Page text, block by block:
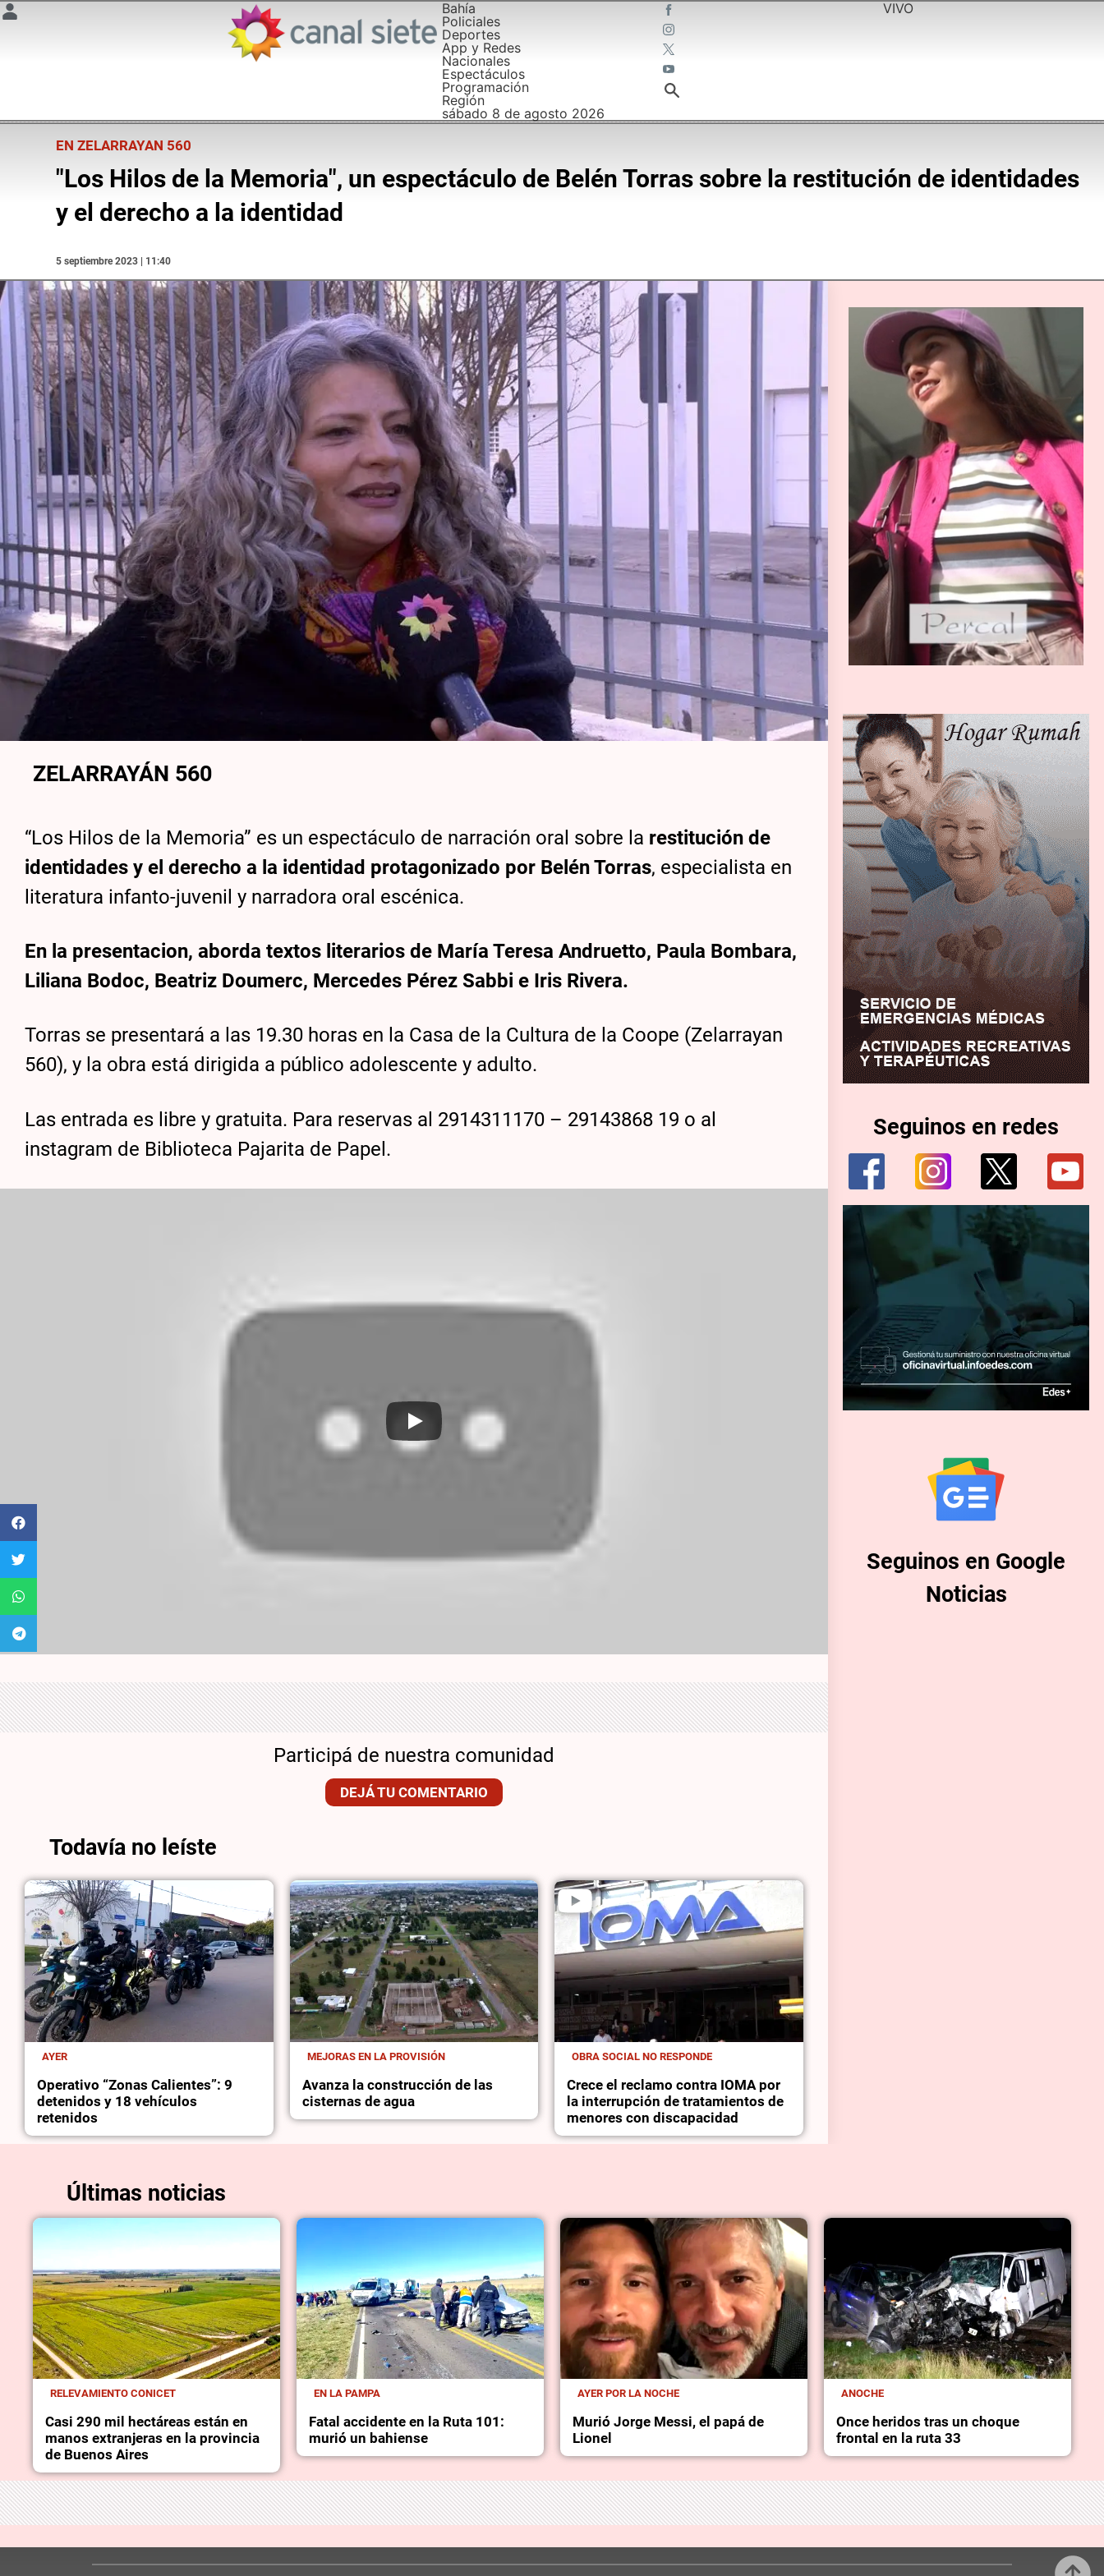
Bahía
Policiales
Deportes
App y Redes
Nacionales
Espectáculos
Programación
Región
sábado 8 de agosto 2026
VIVO
EN ZELARRAYAN 560
"Los Hilos de la Memoria", un espectáculo de Belén Torras sobre la restitución de identidades
y el derecho a la identidad
5 septiembre 2023 | 11:40
ZELARRAYÁN 560
“Los Hilos de la Memoria” es un espectáculo de narración oral sobre la restitución de
identidades y el derecho a la identidad protagonizado por Belén Torras, especialista en
literatura infanto-juvenil y narradora oral escénica.
En la presentacion, aborda textos literarios de María Teresa Andruetto, Paula Bombara,
Liliana Bodoc, Beatriz Doumerc, Mercedes Pérez Sabbi e Iris Rivera.
Torras se presentará a las 19.30 horas en la Casa de la Cultura de la Coope (Zelarrayan
560), y la obra está dirigida a público adolescente y adulto.
Las entrada es libre y gratuita. Para reservas al 2914311170 – 29143868 19 o al
instagram de Biblioteca Pajarita de Papel.
Participá de nuestra comunidad
DEJÁ TU COMENTARIO
Todavía no leíste
AYER
Operativo “Zonas Calientes”: 9
detenidos y 18 vehículos
retenidos
MEJORAS EN LA PROVISIÓN
Avanza la construcción de las
cisternas de agua
OBRA SOCIAL NO RESPONDE
Crece el reclamo contra IOMA por
la interrupción de tratamientos de
menores con discapacidad
Seguinos en redes
Seguinos en Google
Noticias
Últimas noticias
RELEVAMIENTO CONICET
Casi 290 mil hectáreas están en
manos extranjeras en la provincia
de Buenos Aires
EN LA PAMPA
Fatal accidente en la Ruta 101:
murió un bahiense
AYER POR LA NOCHE
Murió Jorge Messi, el papá de
Lionel
ANOCHE
Once heridos tras un choque
frontal en la ruta 33